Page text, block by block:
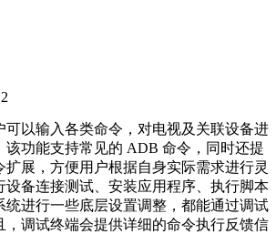
可以输入各类命令，对电视及关联设备进
该功能支持常见的 ADB 命令，同时还提
扩展，方便用户根据自身实际需求进行灵
设备连接测试、安装应用程序、执行脚本
统进行一些底层设置调整，都能通过调试
，调试终端会提供详细的命令执行反馈信